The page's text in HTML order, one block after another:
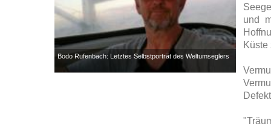
Bodo Rufenbach: Letztes Selbstporträt des Weltumseglers
und
Küste